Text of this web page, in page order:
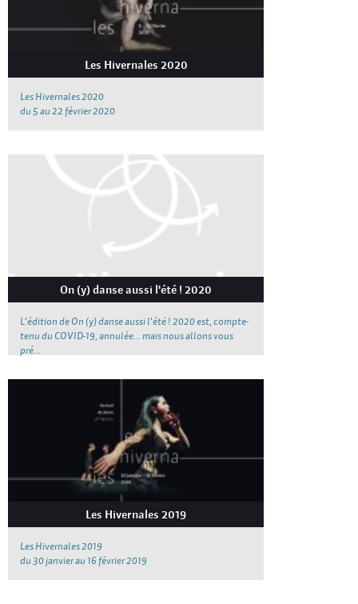
Les Hivernales 2020
Les Hivernales 2020
du 5 au 22 février 2020
On (y) danse aussi l'été ! 2020
L'édition de On (y) danse aussi l'été ! 2020 est, compte-
tenu du COVID-19, annulée... mais nous allons vous
pré...
Les Hivernales 2019
Les Hivernales 2019
du 30 janvier au 16 février 2019